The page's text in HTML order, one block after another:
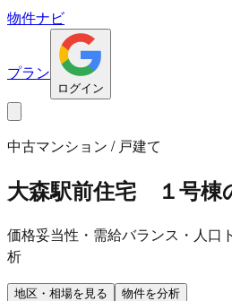
物件ナビ
プラン
ログイン
中古マンション / 戸建て
大森駅前住宅 １号棟
価格妥当性・需給バランス・人口
析
地区・相場を見る 物件を分析